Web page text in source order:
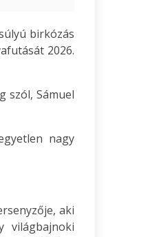
birkózás
2026.
szól, Sámuel
nagy
aki
világbajnoki